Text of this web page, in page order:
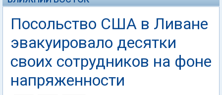
Посольство США в Ливане
эвакуировало десятки
своих сотрудников на фоне
напряженности